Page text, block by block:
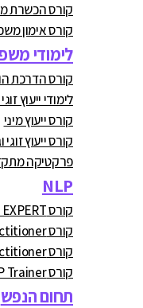
קורס הכשרת
קורס אימון
לימודי
קורס הדרכת
לימודי ייעוץ
קורס ייעוץ מיני
קורס ייעוץ
פרקטיקה
NLP
קורס NLP – MSM EXPERT
קורס NLP Practitioner
קורס NLP Master Practitioner
קורס NLP Trainer
תחום הנפש